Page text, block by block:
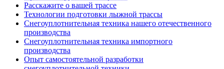
Расскажите о вашей трассе
Технологии подготовки лыжной трассы
Снегоуплотнительная техника нашего отечественного
производства
Снегоуплотнительная техника импортного
производства
Опыт самостоятельной разработки